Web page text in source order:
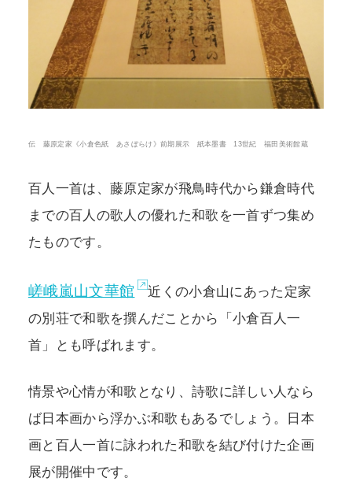
POLICY COMPANY
伝 藤原定家《小倉色紙 あさぼらけ》前期展示 紙本墨書 13世紀 福田美術館蔵
百人一首は、藤原定家が飛鳥時代から鎌倉時代
までの百人の歌人の優れた和歌を一首ずつ集め
たものです。
嵯峨嵐山文華館
近くの小倉山にあった定家
の別荘で和歌を撰んだことから「小倉百人一
首」とも呼ばれます。
情景や心情が和歌となり、詩歌に詳しい人なら
ば日本画から浮かぶ和歌もあるでしょう。日本
画と百人一首に詠われた和歌を結び付けた企画
展が開催中です。